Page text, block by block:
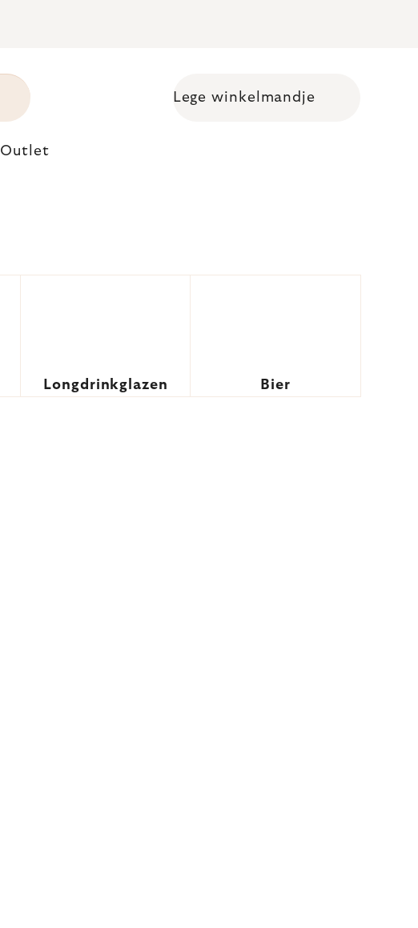
Shopping cart
Lege winkelmandje
Outlet
Longdrinkglazen Bier